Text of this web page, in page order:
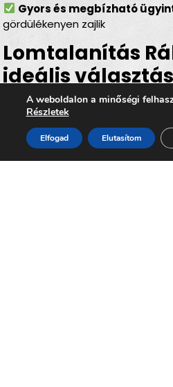
Gyors és megbízható
gördülékenyen zajlik
Lomtalanítás
ideális
helyzetben
Legyen szófelújításról,
padlásürítésről, esetleg egy
rendbetételéről, a
A weboldalon a minőségi
Részletek
Elfogad Elutasítom